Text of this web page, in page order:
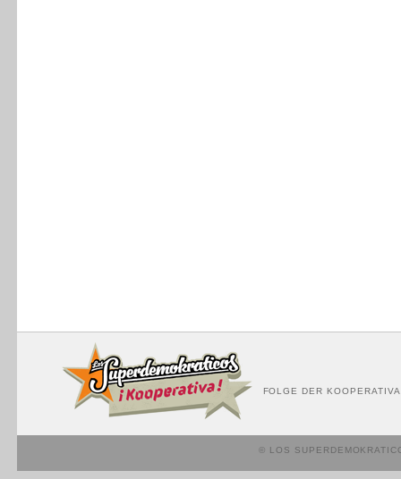
FOLGE DER
© LOS